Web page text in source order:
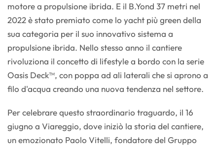
motore a propulsione ibrida. E il B.Yond 37 metri nel
2022 è stato premiato come lo yacht più green della
sua categoria per il suo innovativo sistema a
propulsione ibrida. Nello stesso anno il cantiere
rivoluziona il concetto di lifestyle a bordo con la serie
Oasis Deck™, con poppa ad ali laterali che si aprono a
filo d'acqua creando una nuova tendenza nel settore.
Per celebrare questo straordinario traguardo, il 16
giugno a Viareggio, dove iniziò la storia del cantiere,
un emozionato Paolo Vitelli, fondatore del Gruppo